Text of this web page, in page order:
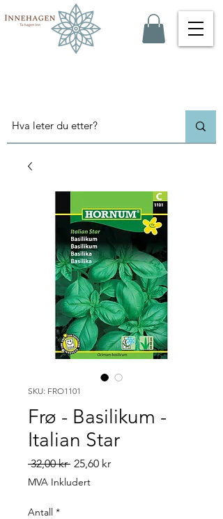
SKU: FRO1101
Frø - Basilikum -
Italian Star
32,00 kr Vanlig
pris
25,60 krSalgspris
MVA Inkludert
Antall *